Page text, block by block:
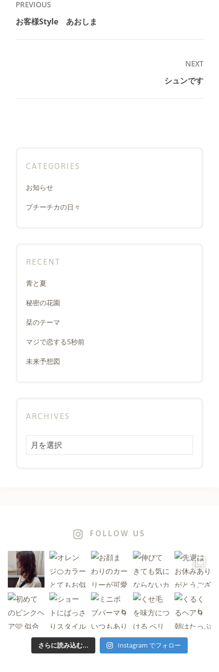
投
稿
PREVIOUS
Previous
お客様Style あおしま
NEXT
post:
シュンです
CATEGORIES
お知らせ
プチーチカの日々
RECENT
青と夏
秘密の花園
栞のテーマ
マジで恋する5秒前
未来予想図
ARCHIVES
Archives
FOLLOW US
さらに読み込む... Instagram でフォロー